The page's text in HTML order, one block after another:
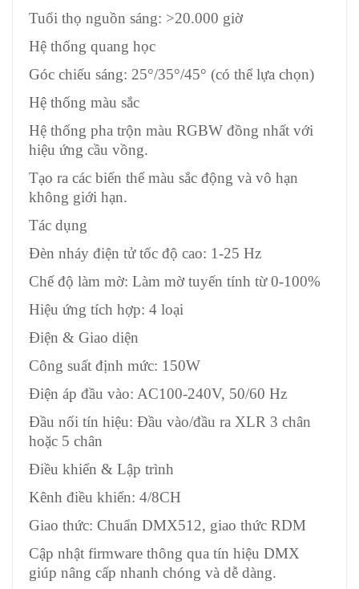
Tuổi thọ nguồn sáng: >20.000 giờ
Hệ thống quang học
Góc chiếu sáng: 25°/35°/45° (có thể lựa chọn)
Hệ thống màu sắc
Hệ thống pha trộn màu RGBW đồng nhất với
hiệu ứng cầu vồng.
Tạo ra các biến thể màu sắc động và vô hạn
không giới hạn.
Tác dụng
Đèn nháy điện tử tốc độ cao: 1-25 Hz
Chế độ làm mờ: Làm mờ tuyến tính từ 0-100%
Hiệu ứng tích hợp: 4 loại
Điện & Giao diện
Công suất định mức: 150W
Điện áp đầu vào: AC100-240V, 50/60 Hz
Đầu nối tín hiệu: Đầu vào/đầu ra XLR 3 chân
hoặc 5 chân
Điều khiển & Lập trình
Kênh điều khiển: 4/8CH
Giao thức: Chuẩn DMX512, giao thức RDM
Cập nhật firmware thông qua tín hiệu DMX
giúp nâng cấp nhanh chóng và dễ dàng.